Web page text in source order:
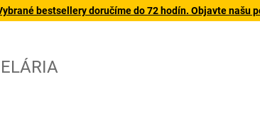
bestsellery doručíme do 72 hodín. Objavte našu